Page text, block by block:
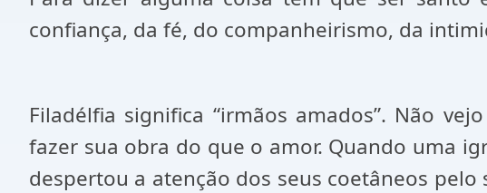
confiança, da fé, do companheirismo, da
Filadélfia significa “irmãos amados”. Não
fazer sua obra do que o amor. Quando uma
despertou a atenção dos seus coetâneos